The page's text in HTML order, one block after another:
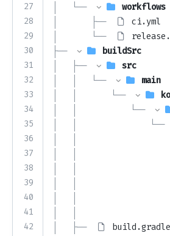
27
28
29
30
31
32
33
34
35
36
37
38
39
40
41
42
│   └──
workflows
│       ├──
ci.yml
│       └──
├──
buildSrc
│   ├──
src
│   │   └──
main
│   │       └──
│   │           └──
│   │               └──
│   │
│   │
│   │
│   │
│   │
│   │
│   ├──